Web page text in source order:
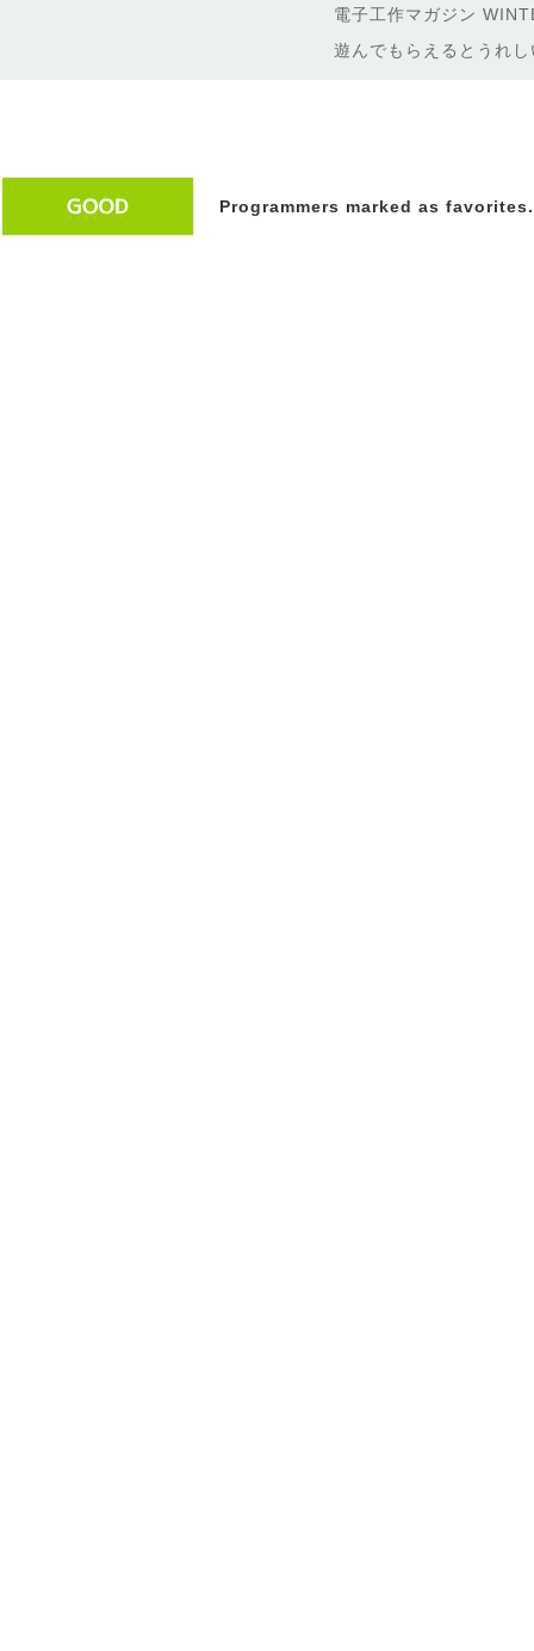
電子工作マガジン
遊んでもらえるとうれ
Programmers marked as favorites.